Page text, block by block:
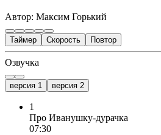
Автор: Максим Горький
Таймер Скорость Повтор
Озвучка
версия 1 версия 2
1
Про Иванушку-дурачка
07:30